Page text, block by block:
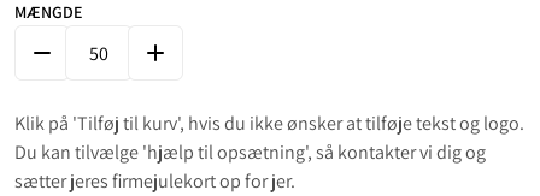
MÆNGDE
FORMINDSK MÆNGDE FOR JULETRÆ AF GULDSTREG - BLÅ
ØG MÆNGDE FOR JULETRÆ AF GULDSTREG - BLÅ
Klik på 'Tilføj til kurv', hvis du ikke ønsker at tilføje tekst og logo.
Du kan tilvælge 'hjælp til opsætning', så kontakter vi dig og
sætter jeres firmejulekort op for jer.